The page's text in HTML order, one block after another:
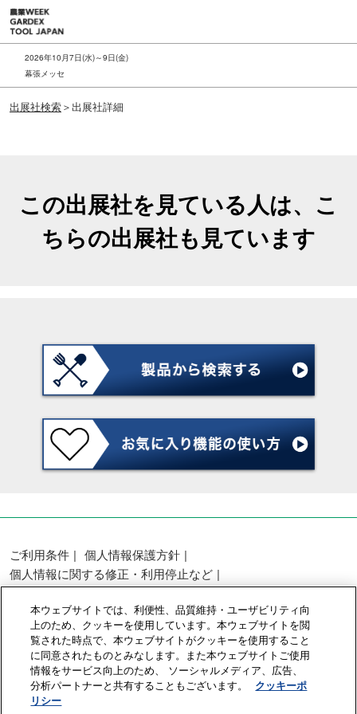
ス
キ
ッ
し
て
2026年10月7日(水)～9日(金)
幕張メッセ
出展社検索＞出展社詳細
この出展社を見ている人は、こ
ちらの出展社も見ています
ご利用条件
個人情報保護方針
個人情報に関する修正・利用停止など
展示会・セミナー参加ポリシー
カスタマーハラスメントに対する基本方針
クッキーポリシー
クッキーの設定
Copyright © RX Japan GK
本ウェブサイトでは、利便性、品質維持・ユーザビリティ向
上のため、クッキーを使用しています。本ウェブサイトを閲
覧された時点で、本ウェブサイトがクッキーを使用すること
に同意されたものとみなします。また本ウェブサイトご使用
情報をサービス向上のため、 ソーシャルメディア、広告、
分析パートナーと共有することもございます。
クッキーポ
リシー